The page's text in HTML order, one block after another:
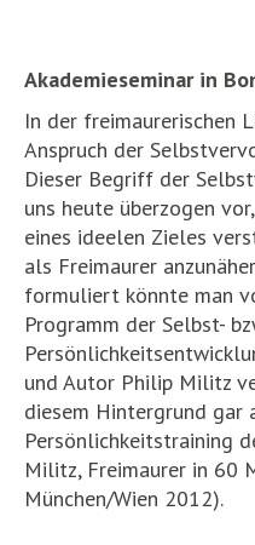
Akademieseminar in
In der freimaurerischen
Anspruch der
Dieser Begriff der
uns heute überzogen
eines ideelen Zieles
als Freimaurer
formuliert könnte man
Programm der Selbst-
und Autor Philip Militz
diesem Hintergrund gar
Persönlichkeitstraining
Militz, Freimaurer in 60
München/Wien 2012).